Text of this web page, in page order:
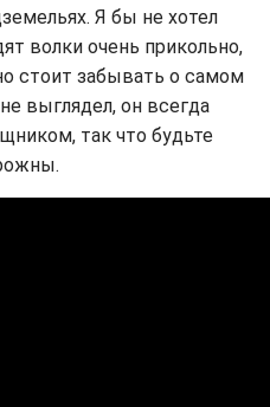
Я бы не хотел
волки очень прикольно,
стоит забывать о самом
выглядел, он всегда
так что будьте